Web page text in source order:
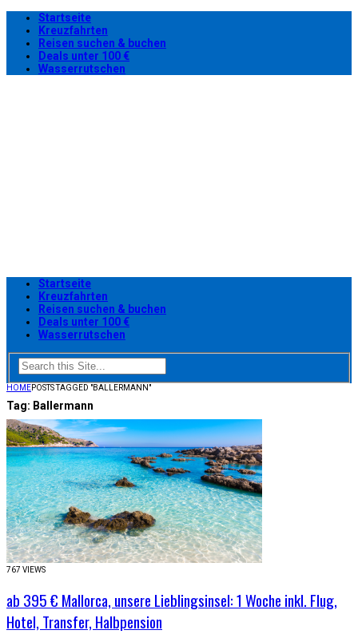
Startseite
Kreuzfahrten
Reisen suchen & buchen
Deals unter 100 €
Wasserrutschen
Startseite
Kreuzfahrten
Reisen suchen & buchen
Deals unter 100 €
Wasserrutschen
HOMEPOSTS TAGGED "BALLERMANN"
Tag: Ballermann
767 VIEWS
ab 395 € Mallorca, unsere Lieblingsinsel: 1 Woche inkl. Flug,
Hotel, Transfer, Halbpension